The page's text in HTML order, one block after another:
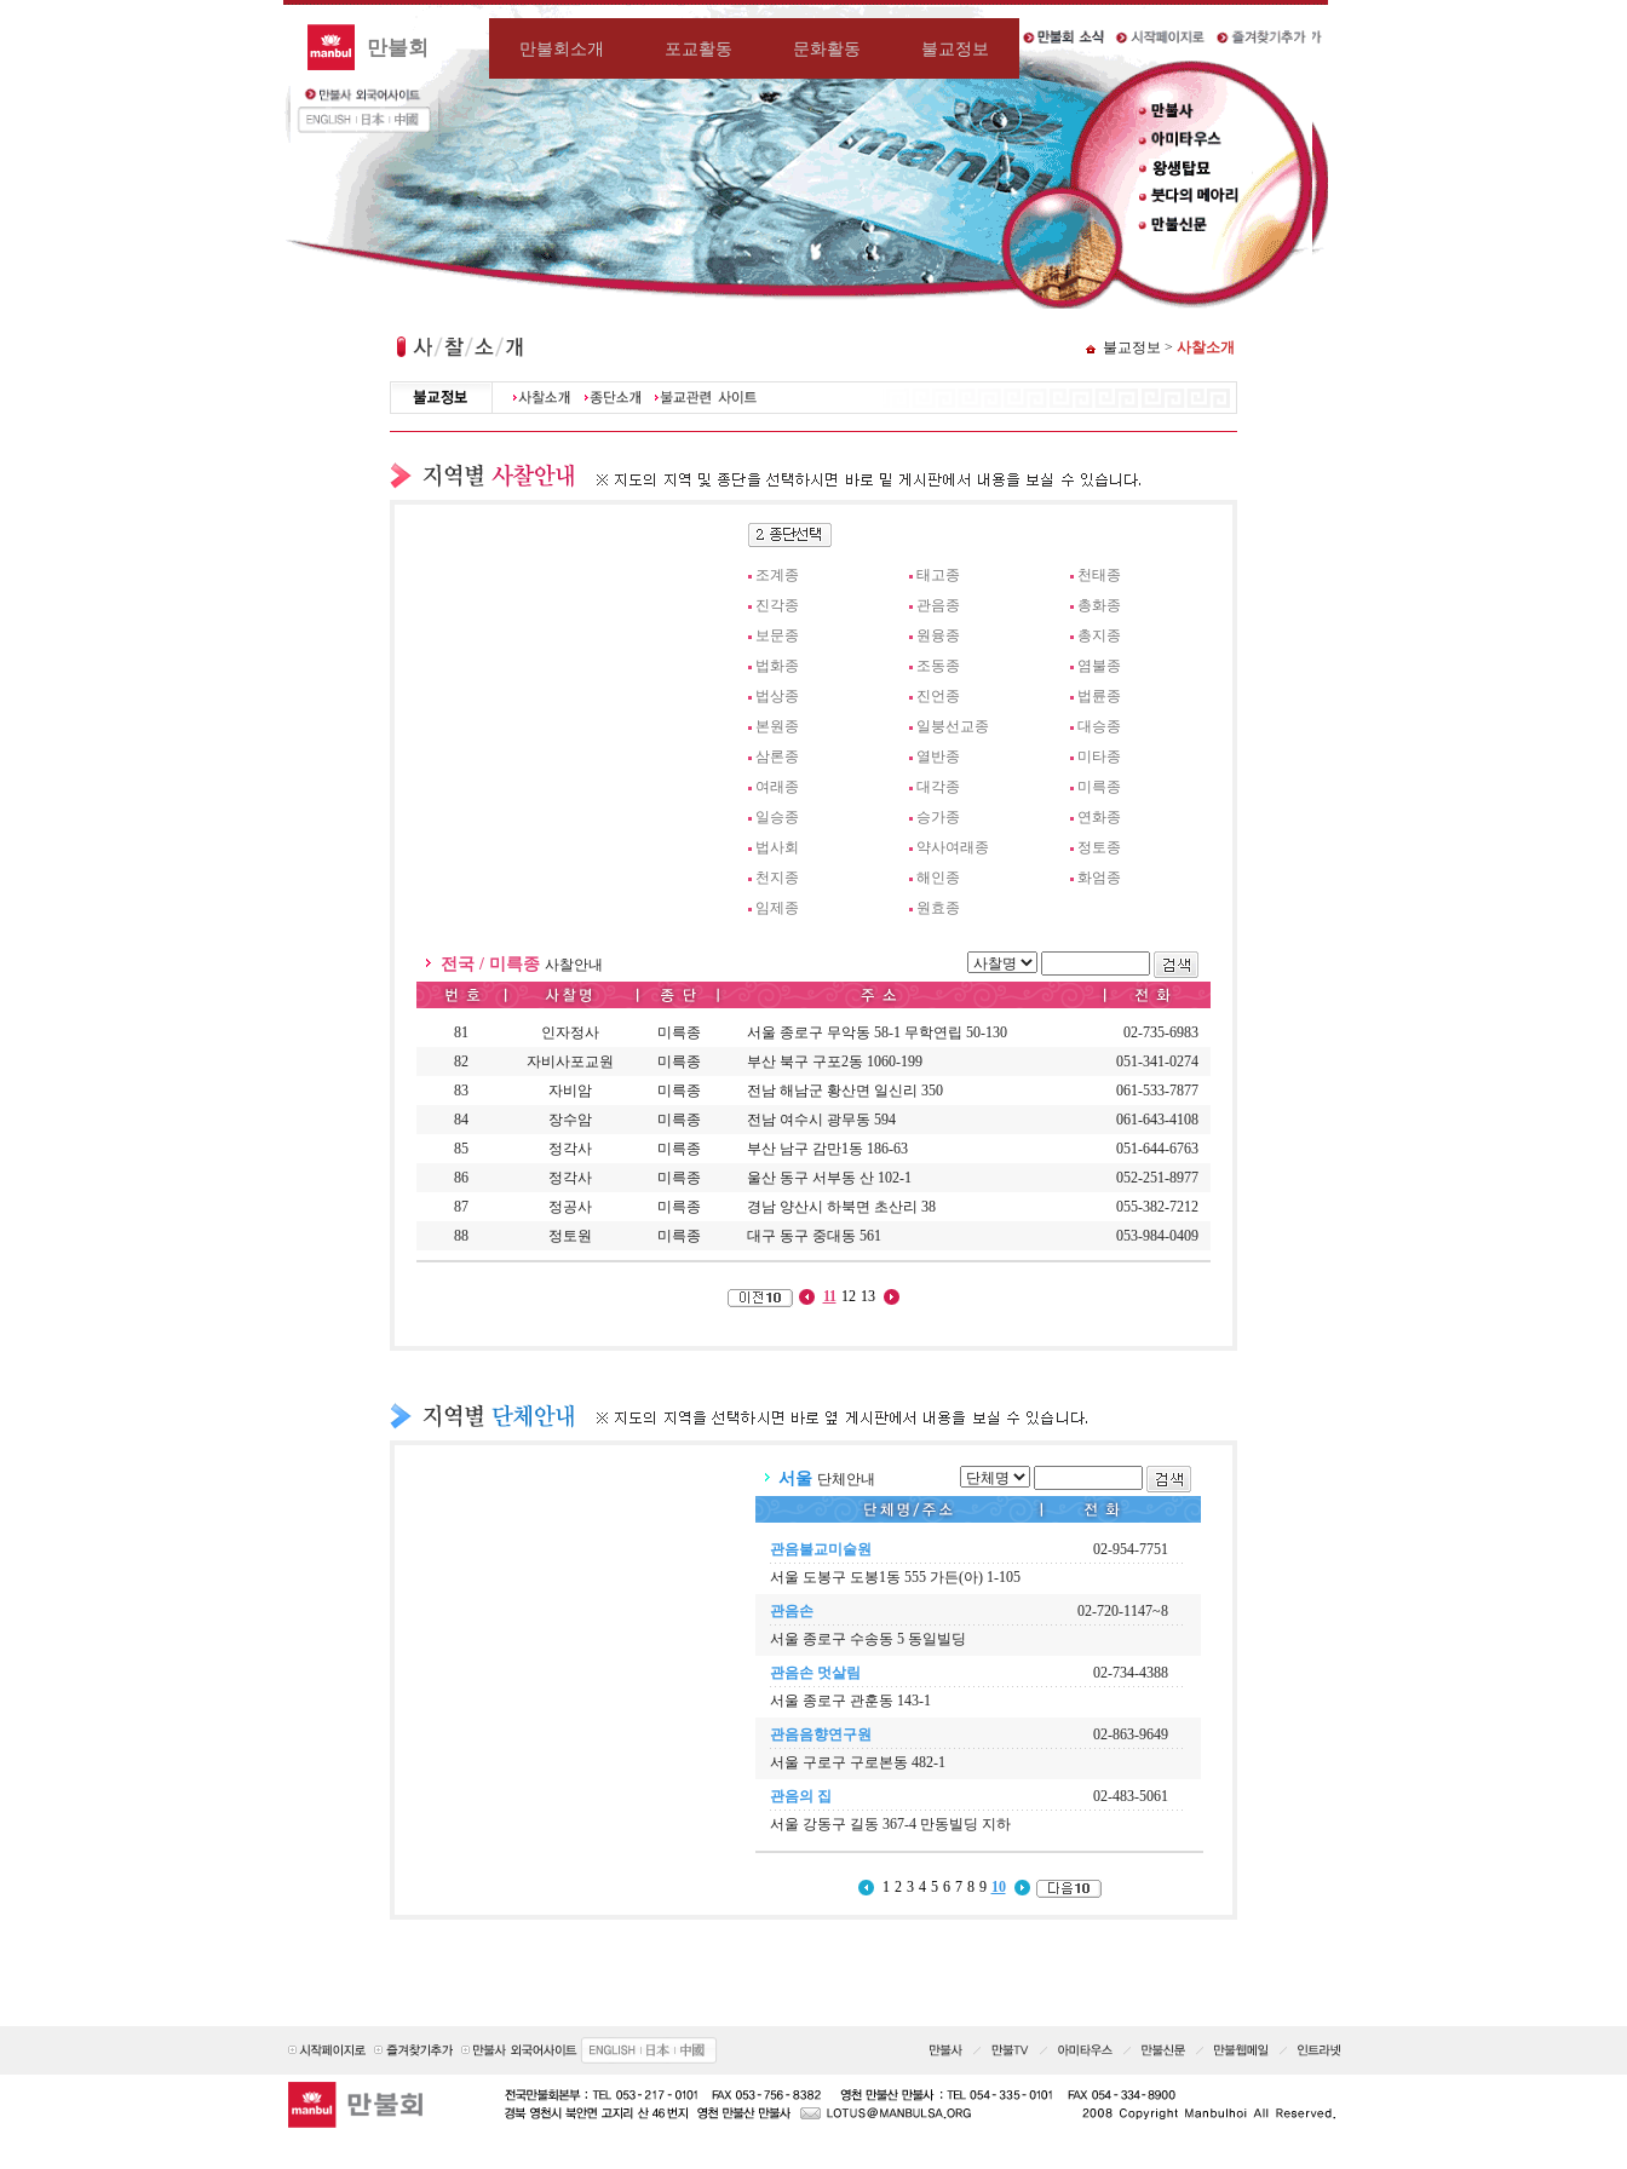
만불회 만불회소개 포교활동 문화활동 불교정보
불교정보 > 사찰소개
조계종 태고종
천태종
진각종
관음종
총화종
보문종
원융종
총지종
법화종
조동종
염불종
법상종
진언종
법륜종
본원종
일붕선교종
대승종
삼론종
열반종
미타종
여래종
대각종
미륵종
일승종
승가종
연화종
법사회
약사여래종
정토종
천지종
해인종
화엄종
임제종
원효종
전국 / 미륵종 사찰안내
81 인자정사 미륵종 서울 종로구 무악동 58-1 무학연립 50-130
02-735-6983
82
자비사포교원 미륵종 부산 북구 구포2동 1060-199
051-341-0274
83
자비암 미륵종 전남 해남군 황산면 일신리 350
061-533-7877
84
장수암 미륵종 전남 여수시 광무동 594
061-643-4108
85
정각사 미륵종 부산 남구 감만1동 186-63
051-644-6763
86
정각사 미륵종 울산 동구 서부동 산 102-1
052-251-8977
87
정공사 미륵종 경남 양산시 하북면 초산리 38
055-382-7212
88
정토원 미륵종 대구 동구 중대동 561 053-984-0409
11 12 13
서울 단체안내
관음불교미술원
02-954-7751
서울 도봉구 도봉1동 555 가든(아) 1-105
관음손
02-720-1147~8
서울 종로구 수송동 5 동일빌딩
관음손 멋살림
02-734-4388
서울 종로구 관훈동 143-1
관음음향연구원
02-863-9649
서울 구로구 구로본동 482-1
관음의 집
02-483-5061
서울 강동구 길동 367-4 만동빌딩 지하
1 2 3 4 5 6 7 8 9 10